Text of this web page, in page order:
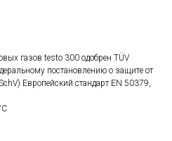
газов testo 300 одобрен TÜV
постановлению о защите от
Европейский стандарт EN 50379,